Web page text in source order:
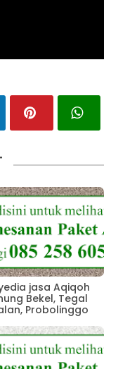
jasa Aqiqoh
Bekel, Tegal
Probolinggo